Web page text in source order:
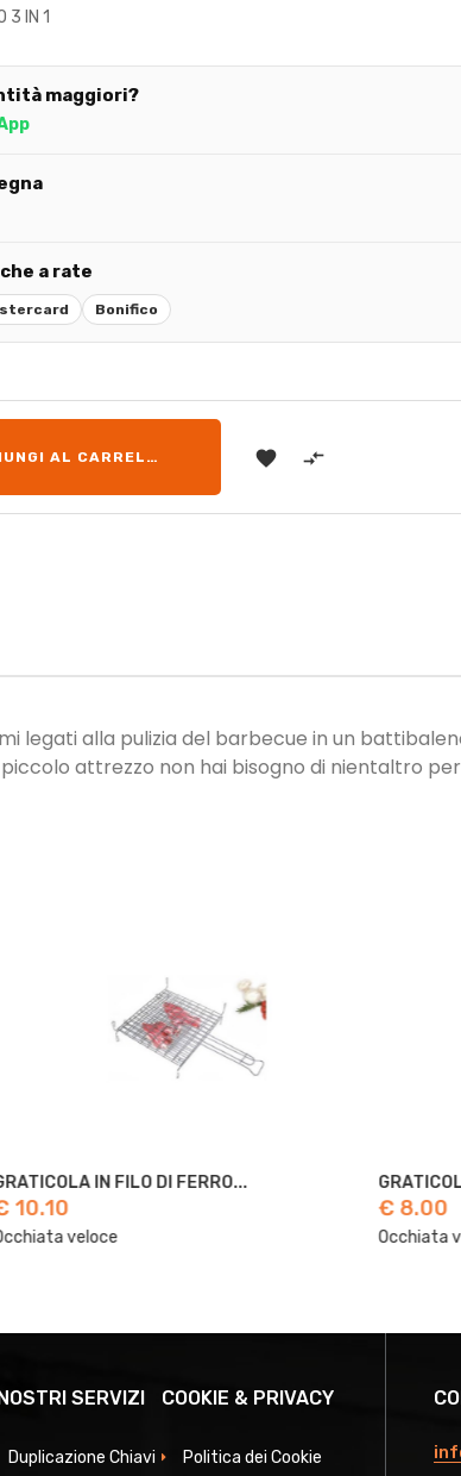
3 IN 1
maggiori?
a rate
Bonifico
AL CARRELLO  
legati alla pulizia del barbecue in un
attrezzo non hai bisogno di nientaltro
IN FILO DI FERRO...
10.10
veloce
€ 8.00
Occhiata
SERVIZI
Duplicazione Chiavi
COOKIE & PRIVACY
Politica dei Cookie